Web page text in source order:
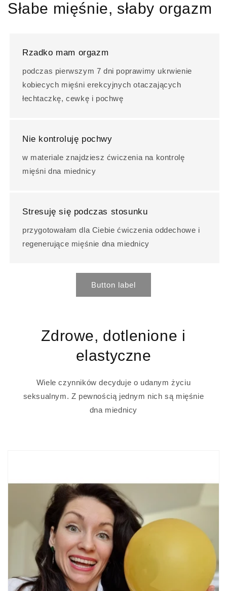
Słabe mięśnie, słaby orgazm
Rzadko mam orgazm
podczas pierwszym 7 dni poprawimy ukrwienie
kobiecych mięśni erekcyjnych otaczających
łechtaczkę, cewkę i pochwę
Nie kontroluję pochwy
w materiale znajdziesz ćwiczenia na kontrolę
mięśni dna miednicy
Stresuję się podczas stosunku
przygotowałam dla Ciebie ćwiczenia oddechowe i
regenerujące mięśnie dna miednicy
Button label
Zdrowe, dotlenione i
elastyczne
Wiele czynników decyduje o udanym życiu
seksualnym. Z pewnością jednym nich są mięśnie
dna miednicy